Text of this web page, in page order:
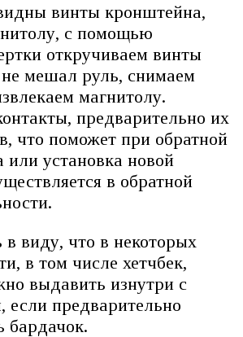
винты кронштейна,
с помощью
откручиваем винты
мешал руль, снимаем
магнитолу.
предварительно их
что поможет при обратной
или установка новой
в обратной
в виду, что в некоторых
в том числе хетчбек,
выдавить изнутри с
если предварительно
бардачок.